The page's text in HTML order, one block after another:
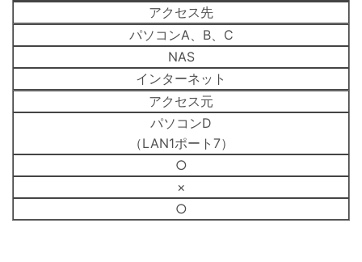
アクセス先
パソコンA、B、C
NAS
インターネット
アクセス元
パソコンD
（LAN1ポート7）
○
×
○